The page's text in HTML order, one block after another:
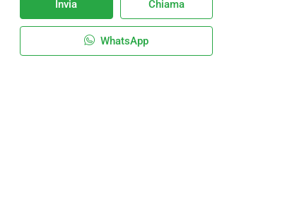
Invia Chiama
WhatsApp